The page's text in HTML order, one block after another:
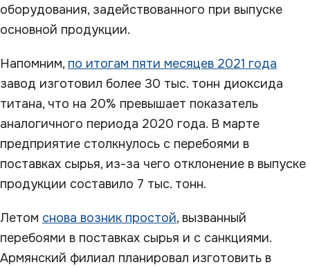
оборудования, задействованного при выпуске
основной продукции.
Напомним, по итогам пяти месяцев 2021 года
завод изготовил более 30 тыс. тонн диоксида
титана, что на 20% превышает показатель
аналогичного периода 2020 года. В марте
предприятие столкнулось с перебоями в
поставках сырья, из-за чего отклонение в выпуске
продукции составило 7 тыс. тонн.
Летом снова возник простой, вызванный
перебоями в поставках сырья и с санкциями.
Армянский филиал планировал изготовить в